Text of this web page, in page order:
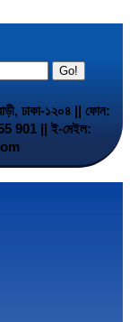
ঢাকা-১২০৪ || ফোন:
901 || ই-মেইল: